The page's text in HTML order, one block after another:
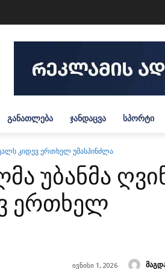
ᲒᲐᲜᲐᲗᲚᲔᲑᲐ ᲯᲐᲜᲓᲐᲪᲕᲐ ᲡᲞᲝᲠᲢᲘ
კიდევ ერთხელ უმასპინძლა
უბანმა
ერთხელ
ივნისი 1, 2026